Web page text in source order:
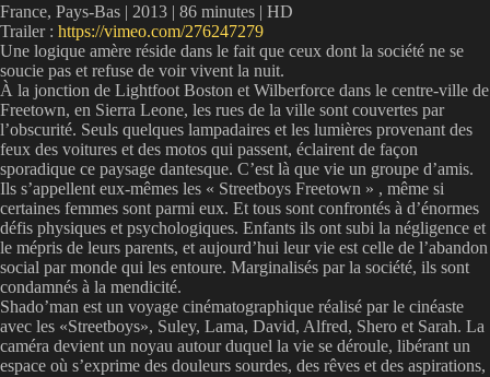
France, Pays-Bas | 2013 | 86 minutes | HD
Trailer : https://vimeo.com/276247279
Une logique amère réside dans le fait que ceux dont la société ne se
soucie pas et refuse de voir vivent la nuit.
À la jonction de Lightfoot Boston et Wilberforce dans le centre-ville de
Freetown, en Sierra Leone, les rues de la ville sont couvertes par
l’obscurité. Seuls quelques lampadaires et les lumières provenant des
feux des voitures et des motos qui passent, éclairent de façon
sporadique ce paysage dantesque. C’est là que vie un groupe d’amis.
Ils s’appellent eux-mêmes les « Streetboys Freetown » , même si
certaines femmes sont parmi eux. Et tous sont confrontés à d’énormes
défis physiques et psychologiques. Enfants ils ont subi la négligence et
le mépris de leurs parents, et aujourd’hui leur vie est celle de l’abandon
social par monde qui les entoure. Marginalisés par la société, ils sont
condamnés à la mendicité.
Shado’man est un voyage cinématographique réalisé par le cinéaste
avec les «Streetboys», Suley, Lama, David, Alfred, Shero et Sarah. La
caméra devient un noyau autour duquel la vie se déroule, libérant un
espace où s’exprime des douleurs sourdes, des rêves et des aspirations,